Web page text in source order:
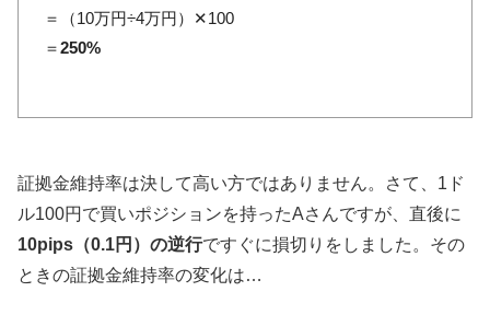
＝（10万円÷4万円）✕100
＝250%
証拠金維持率は決して高い方ではありません。さて、1ド
ル100円で買いポジションを持ったAさんですが、直後に
10pips（0.1円）の逆行ですぐに損切りをしました。その
ときの証拠金維持率の変化は…